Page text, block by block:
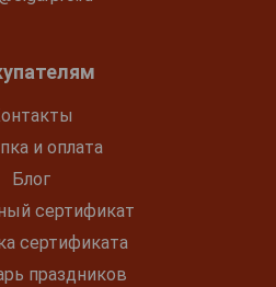
и оплата
Блог
сертификат
сертификата
праздников